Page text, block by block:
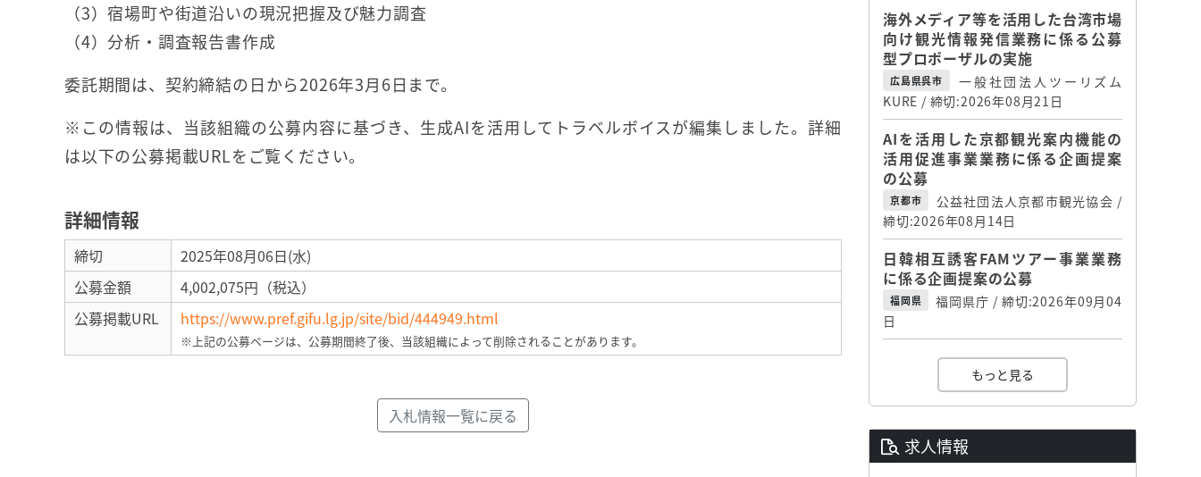
（3）宿場町や街道沿いの現況把握及び魅力調査
（4）分析・調査報告書作成
委託期間は、契約締結の日から2026年3月6日まで。
※この情報は、当該組織の公募内容に基づき、生成AIを活用してトラベルボイスが編集しました。詳細
は以下の公募掲載URLをご覧ください。
詳細情報
締切
2025年08月06日(水)
公募金額
4,002,075円（税込）
公募掲載URL
https://www.pref.gifu.lg.jp/site/bid/444949.html
※上記の公募ページは、公募期間終了後、当該組織によって削除されることがあります。
入札情報一覧に戻る
海外メディア等を活用した台湾市場
向け観光情報発信業務に係る公募
型プロポーザルの実施
広島県呉市
一般社団法人ツーリズム
KURE / 締切:2026年08月21日
AIを活用した京都観光案内機能の
活用促進事業業務に係る企画提案
の公募
京都市
公益社団法人京都市観光協会 /
締切:2026年08月14日
日韓相互誘客FAMツアー事業業務
に係る企画提案の公募
福岡県
福岡県庁 / 締切:2026年09月04
日
もっと見る
求人情報